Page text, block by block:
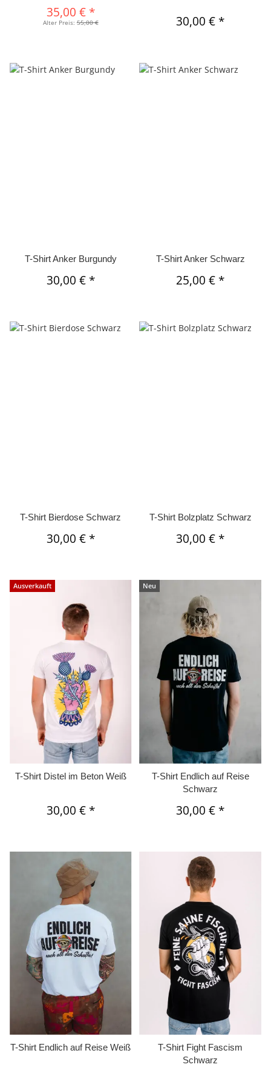
35,00 € *
Alter Preis:55,00 € 30,00 € *
T-Shirt Anker Burgundy
30,00 € *
T-Shirt Anker Schwarz
25,00 € *
T-Shirt Bierdose Schwarz
30,00 € *
T-Shirt Bolzplatz Schwarz
30,00 € *
Ausverkauft
T-Shirt Distel im Beton Weiß
30,00 € *
Neu
T-Shirt Endlich auf Reise
Schwarz
30,00 € *
T-Shirt Endlich auf Reise Weiß
T-Shirt Fight Fascism
Schwarz